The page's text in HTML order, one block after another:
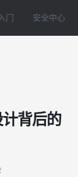
门 安全中心
背后的